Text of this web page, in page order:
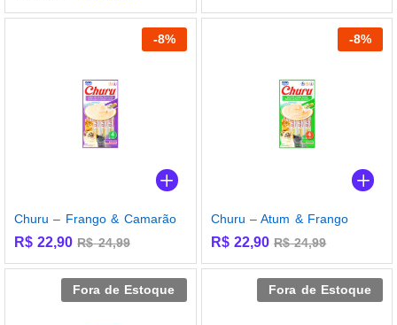
-8%
Churu – Frango & Camarão
R$ 22,90 R$24,99
-8%
Churu – Atum & Frango
R$22,90 R$24,99
Fora de Estoque Fora de Estoque